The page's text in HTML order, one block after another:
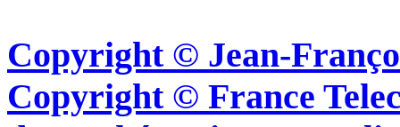
Copyright © Jean-
Copyright © France